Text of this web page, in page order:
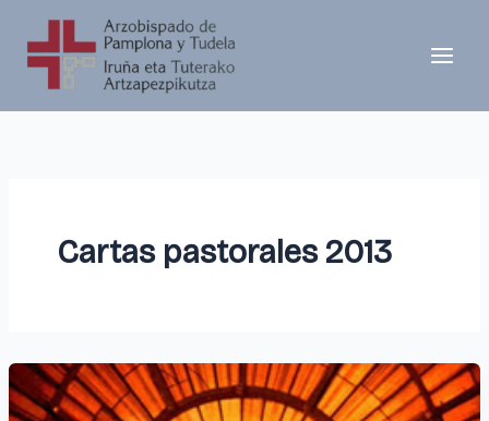
contenido
Cartas pastorales 2013